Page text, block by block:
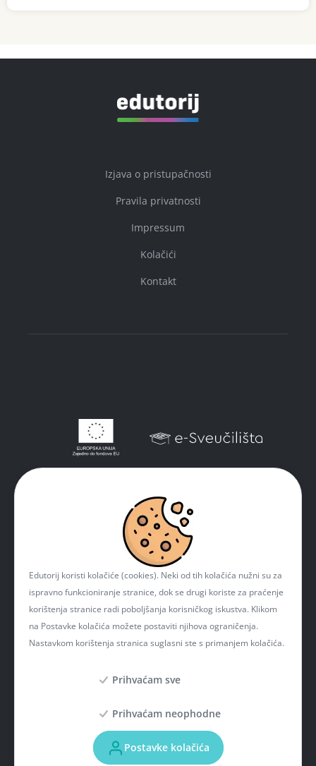
Izjava o pristupačnosti
Pravila privatnosti
Impressum
Kolačići
Kontakt
informacija o EU fondovima možete naći na mrežnim stranicama Ministarstva
regionalnoga razvoja i fondova Europske unije: www.strukturnifondovi.hr
ove mrežne stranice isključiva je odgovornost Hrvatske akademske i istraživačke
Edutorij koristi kolačiće (cookies). Neki od tih kolačića nužni su za
ispravno funkcioniranje stranice, dok se drugi koriste za praćenje
korištenja stranice radi poboljšanja korisničkog iskustva. Klikom
na Postavke kolačića možete postaviti njihova ograničenja.
Nastavkom korištenja stranica suglasni ste s primanjem kolačića.
Prihvaćam sve
Prihvaćam neophodne
Postavke kolačića